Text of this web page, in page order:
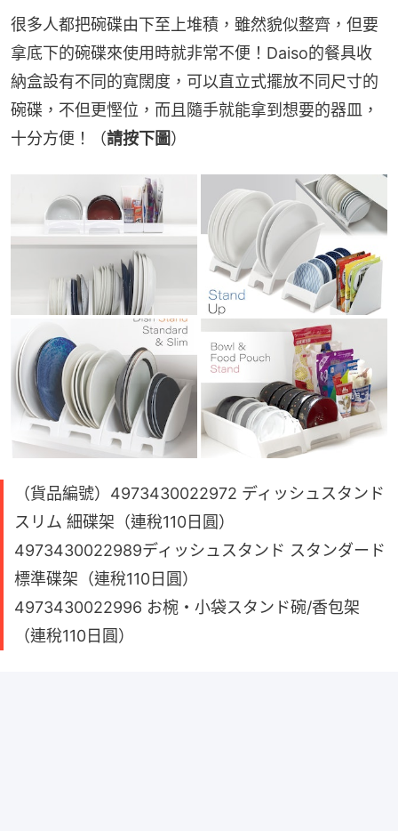
很多人都把碗碟由下至上堆積，雖然貌似整齊，但要
拿底下的碗碟來使用時就非常不便！Daiso的餐具收
納盒設有不同的寬闊度，可以直立式擺放不同尺寸的
碗碟，不但更慳位，而且隨手就能拿到想要的器皿，
十分方便！（請按下圖）
（貨品編號）4973430022972 ディッシュスタンド
スリム 細碟架（連稅110日圓）
4973430022989ディッシュスタンド スタンダード
標準碟架（連稅110日圓）
4973430022996 お椀・小袋スタンド碗/香包架
（連稅110日圓）